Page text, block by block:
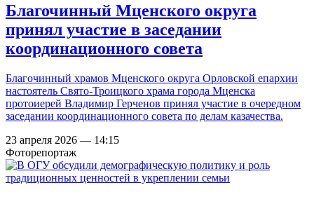
Благочинный Мценского округа
принял участие в заседании
координационного совета
Благочинный храмов Мценского округа Орловской епархии
настоятель Свято-Троицкого храма города Мценска
протоиерей Владимир Герченов принял участие в очередном
заседании координационного совета по делам казачества.
23 апреля 2026 — 14:15
Фоторепортаж